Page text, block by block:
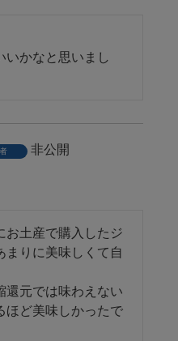
いかなと思いまし
非公開
土産で購入したジ
まりに美味しくて自
元では味わえない
ほど美味しかったで